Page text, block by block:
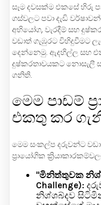
සෑම දවසක්ම එකසේ හිරු
ගස්වලට පවා දැඩි
අභියෝග, වැරදීම් සහ
වඩාත් ගැඹුරට විහිදුවීමට
දෙන්නෙමු. ඇදහිල්ල සහ
දුෂ්කරතාවයකට නොසැලී
ගනිති.
මෙම පාඩම්
එකතු කර
මෙම සංකල්ප දරුවන්ට
ප්‍රායෝගික
"මිනිත්තුවක
Challenge):
නිශ්ශබ්දව